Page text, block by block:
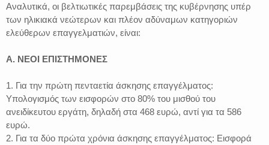
Αναλυτικά, οι βελτιωτικές παρεμβάσεις της κυβέρνησης υπέρ
των ηλικιακά νεώτερων και πλέον αδύναμων κατηγοριών
ελεύθερων επαγγελματιών, είναι:
Α. ΝΕΟΙ ΕΠΙΣΤΗΜΟΝΕΣ
1. Για την πρώτη πενταετία άσκησης επαγγέλματος:
Υπολογισμός των εισφορών στο 80% του μισθού του
ανειδίκευτου εργάτη, δηλαδή στα 468 ευρώ, αντί για τα 586
ευρώ.
2. Για τα δύο πρώτα χρόνια άσκησης επαγγέλματος: Εισφορά